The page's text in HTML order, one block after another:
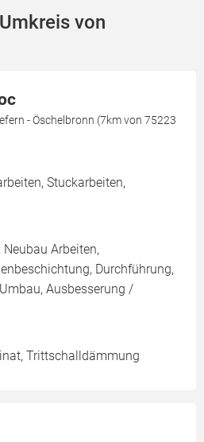
von
- Öschelbronn (7km von 75223
Stuckarbeiten,
Neubau Arbeiten,
Durchführung,
Ausbesserung /
Trittschalldämmung